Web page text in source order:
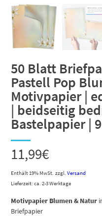
50 Blatt
Pastell Pop
Motivpapier |
| beidseitig
Bastelpapier |
11,99€
Enthält 19% MwSt. zzgl.Versand
Lieferzeit: ca. 2-3 Werktage
Motivpapier Blumen & Natur
Briefpapier